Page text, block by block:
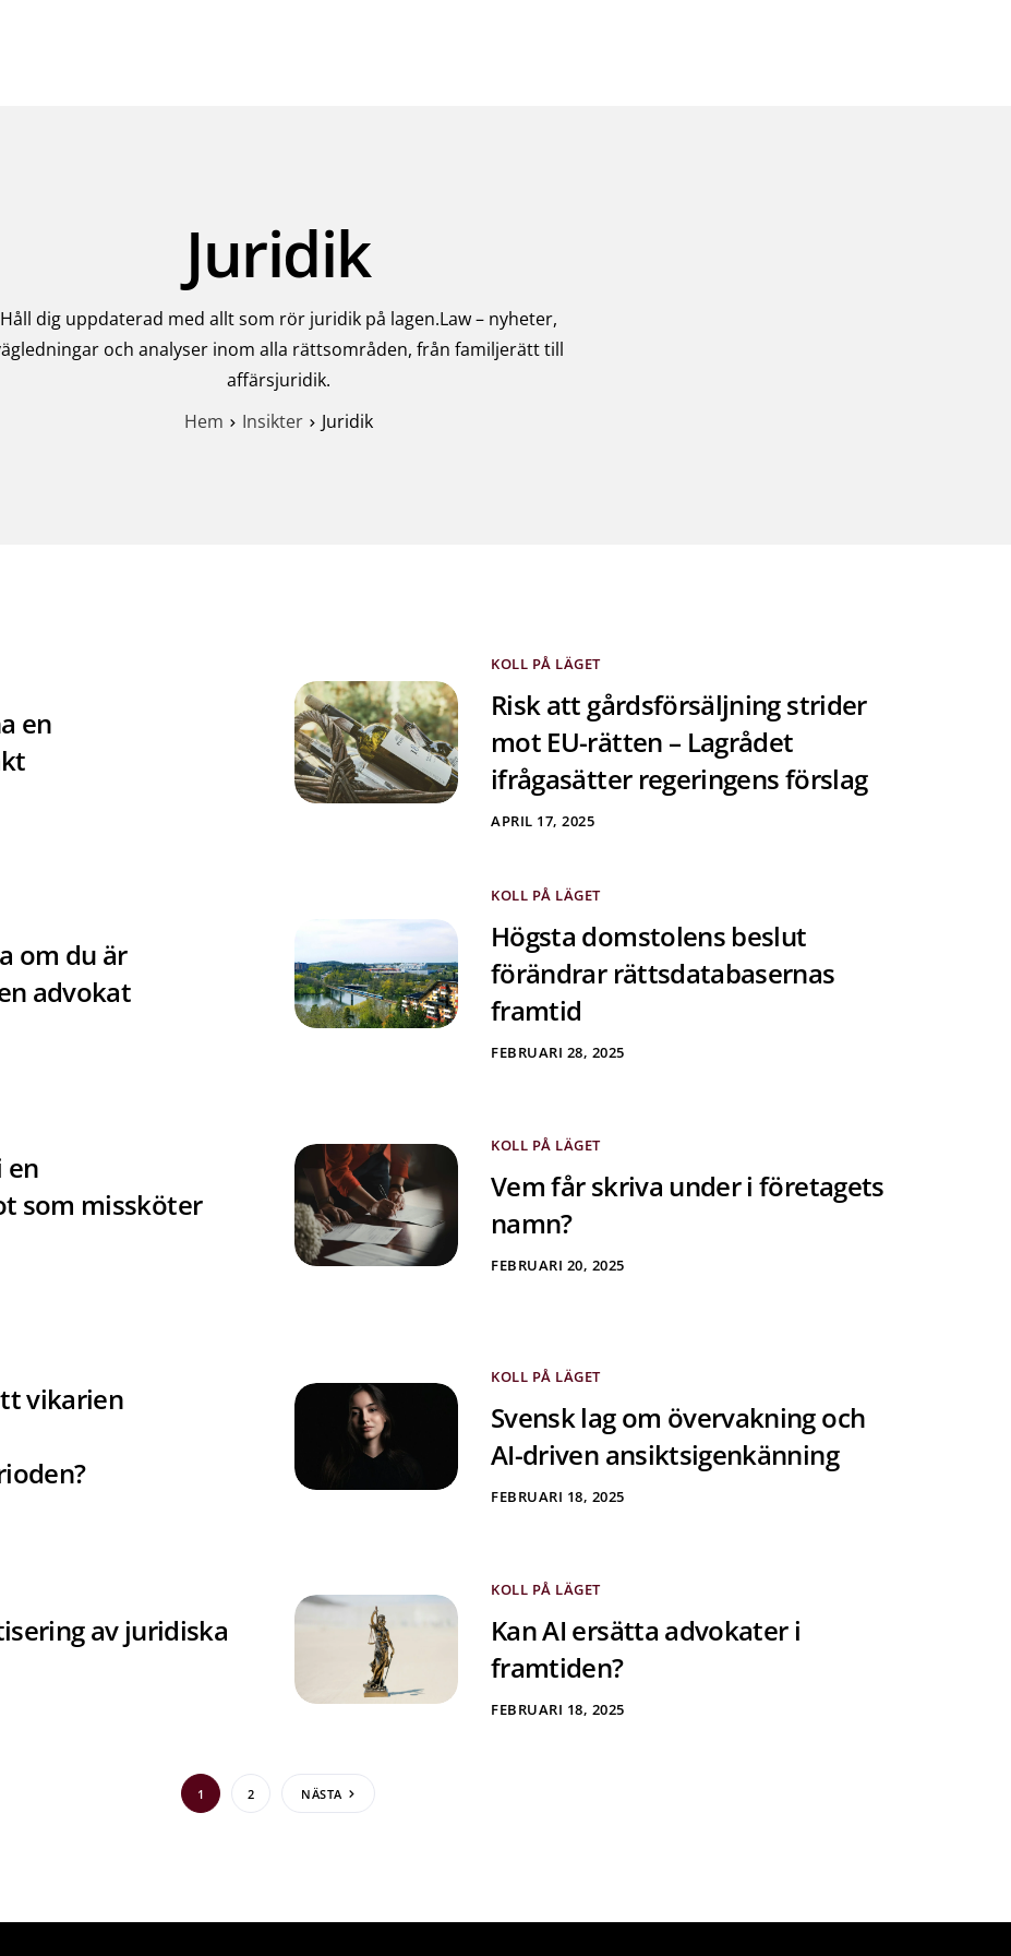
Juridik
Håll dig uppdaterad med allt som rör juridik på lagen.Law – nyheter,
och analyser inom alla rättsområden, från familjerätt till
affärsjuridik.
Hem
Insikter Juridik
en
KOLL PÅ LÄGET
Risk att gårdsförsäljning strider
mot EU-rätten – Lagrådet
ifrågasätter regeringens förslag
APRIL 17, 2025
om du är
advokat
KOLL PÅ LÄGET
Högsta domstolens beslut
förändrar rättsdatabasernas
framtid
FEBRUARI 28, 2025
en
som missköter
KOLL PÅ LÄGET
Vem får skriva under i företagets
namn?
FEBRUARI 20, 2025
vikarien
KOLL PÅ LÄGET
Svensk lag om övervakning och
AI-driven ansiktsigenkänning
FEBRUARI 18, 2025
av juridiska
KOLL PÅ LÄGET
Kan AI ersätta advokater i
framtiden?
FEBRUARI 18, 2025
1 2 NÄSTA